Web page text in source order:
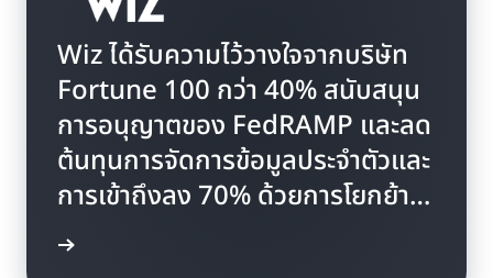
Wiz ได้รับความไว้วางใจจากบริษัท
Fortune 100 กว่า 40% สนับสนุน
การอนุญาตของ FedRAMP และลด
ต้นทุนการจัดการข้อมูลประจำตัวและ
การเข้าถึงลง 70% ด้วยการโยกย้าย
ไปยัง Amazon Cognito